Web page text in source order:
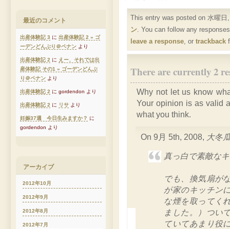
This entry was posted on 水曜
ン. You can follow any
leave a response, ortrackback
There are currently 2
Why not let us know
Your opinion is as valid
what you think.
On 9月 5th, 2008, 大冬
真っ白で素敵な
でも、換気扇が
が家のキッチン
な煙を取ってく
ました。）つい
ていてあまり役
最近のコメント
出産体験記 3 に 出産体験記 2 » ゴ
ーデンどんぶり＠ペナン より
出産体験記 2 に えー、それでは出
産体験記 その1 » ゴーデンどんぶ
り＠ペナン より
出産体験記 2 に gordendon より
出産体験記 2 に リサ より
妊娠37週 今日生みますか？ に
gordendon より
アーカイブ
2012年10月
2012年9月
2012年8月
2012年7月